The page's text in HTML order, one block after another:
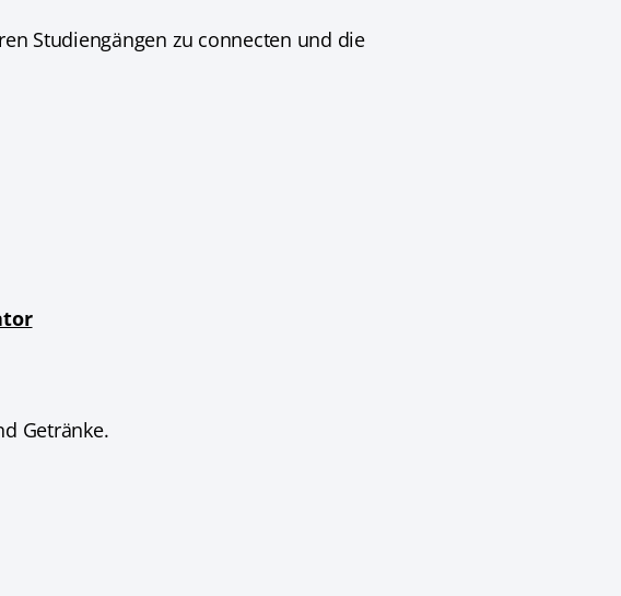
Studiengängen zu connecten und die
Getränke.